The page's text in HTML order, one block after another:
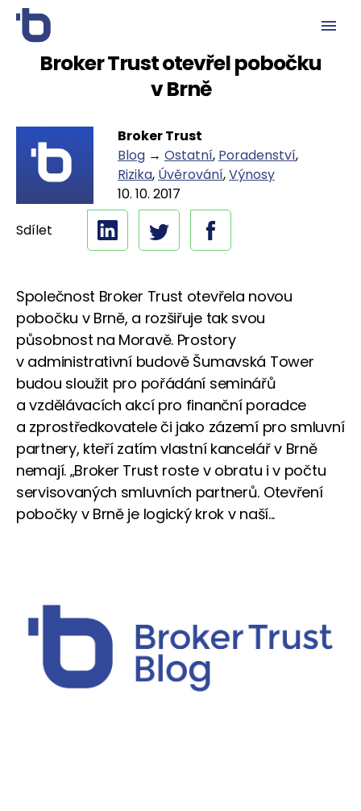
Broker Trust otevřel pobočku
v Brně
Broker Trust
Blog → Ostatní, Poradenství,
Rizika, Úvěrování,Výnosy
10. 10. 2017
Sdílet
Společnost Broker Trust otevřela novou
pobočku v Brně, a rozšiřuje tak svou
působnost na Moravě. Prostory
v administrativní budově Šumavská Tower
budou sloužit pro pořádání seminářů
a vzdělávacích akcí pro finanční poradce
a zprostředkovatele či jako zázemí pro smluvní
partnery, kteří zatím vlastní kancelář v Brně
nemají. „Broker Trust roste v obratu i v počtu
servisovaných smluvních partnerů. Otevření
pobočky v Brně je logický krok v naší...